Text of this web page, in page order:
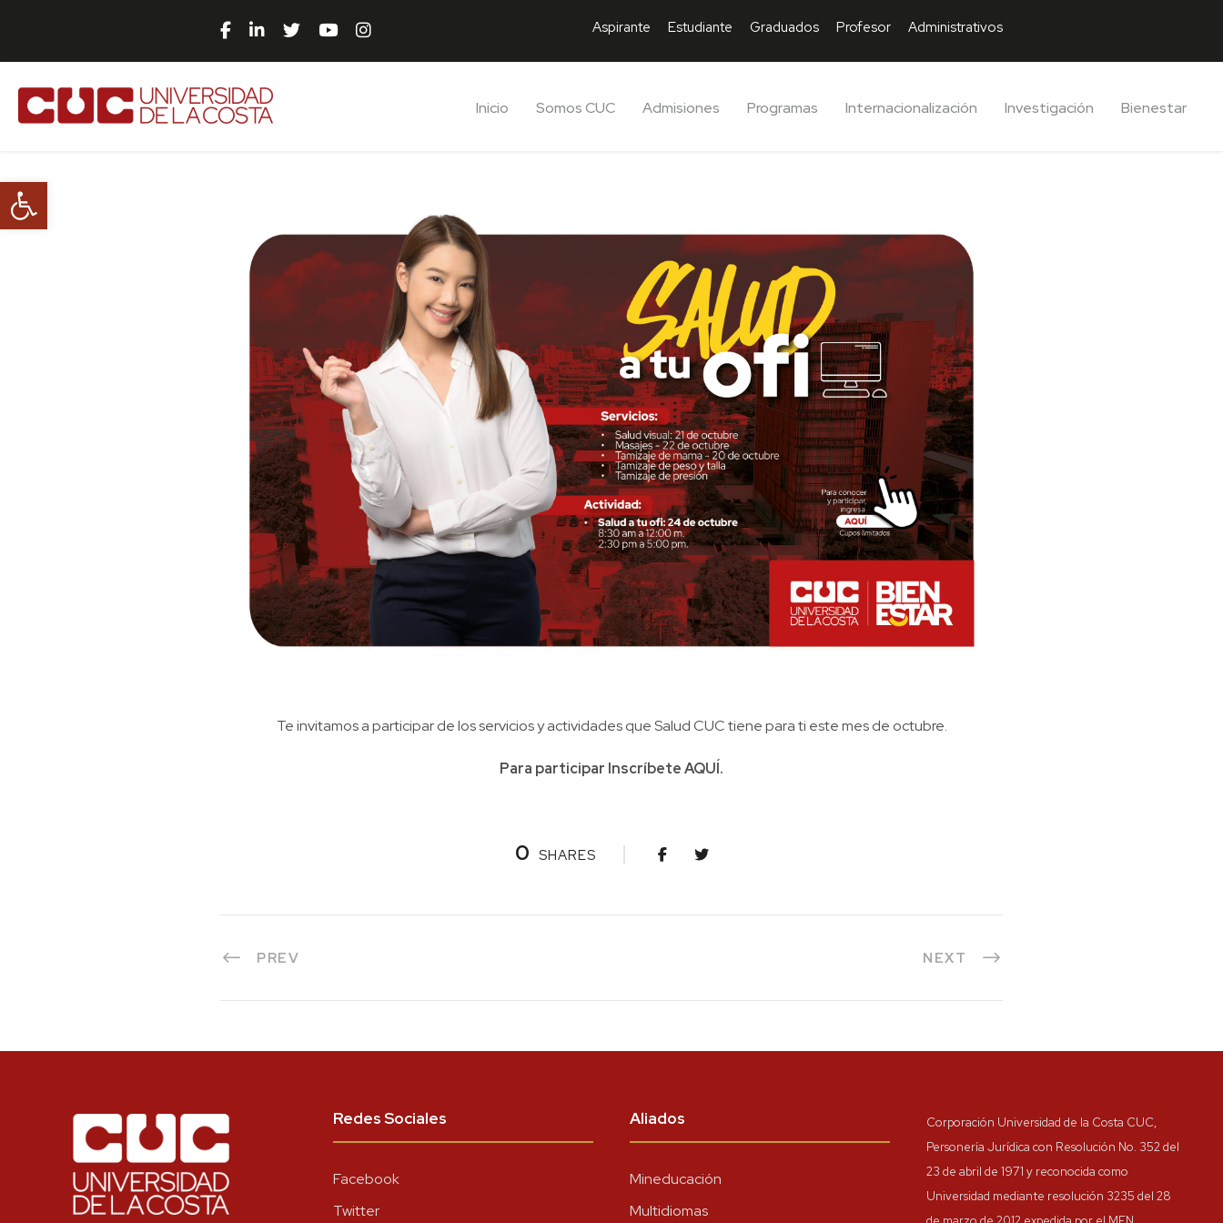
Abrir barra de herramientas
Aspirante Estudiante Graduados Profesor Administrativos
Inicio Somos CUC Admisiones Programas Internacionalización Investigación Bienestar
Te invitamos a participar de los servicios y actividades que Salud CUC tiene para ti este mes de octubre.
Para participar InscríbeteAQUÍ.
0 SHARES
PREV NEXT
Redes Sociales
Facebook
Twitter
Aliados
Mineducación
Multidiomas
Corporación Universidad de la Costa CUC,
Personería Jurídica con Resolución No. 352 del
23 de abril de 1971 y reconocida como
Universidad mediante resolución 3235 del 28